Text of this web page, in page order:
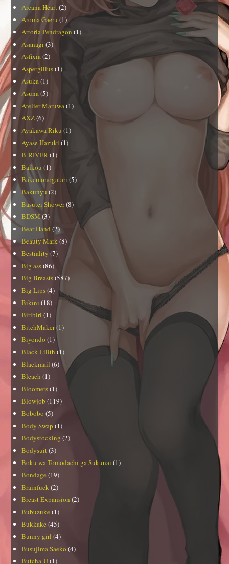
Arcana Heart(2)
Aroma Gaeru (1)
Artoria Pendragon (1)
Asanagi (3)
Asfixia(2)
Aspergillus(1)
Asuka(1)
Asuna(5)
Atelier Maruwa(1)
AXZ(6)
Ayakawa Riku (1)
Ayase Hazuki (1)
B-RIVER(1)
Baikou (1)
Bakemonogatari (5)
Bakunyu (2)
Basutei Shower(8)
BDSM(3)
Bear Hand (2)
Beauty Mark (8)
Bestiality (7)
Big ass(86)
Big Breasts(587)
Big Lips(4)
Bikini (18)
Biribiri (1)
BitchMaker(1)
Biyondo (1)
Black Lilith (1)
Blackmail (6)
Bleach (1)
Bloomers(1)
Blowjob (119)
Bobobo (5)
Body Swap (1)
Bodystocking (2)
Bodysuit (3)
Boku wa Tomodachi ga Sukunai (1)
Bondage (19)
Brainfuck (2)
Breast Expansion (2)
Bubuzuke (1)
Bukkake (45)
Bunny girl (4)
Busujima Saeko (4)
Butcha-U(1)